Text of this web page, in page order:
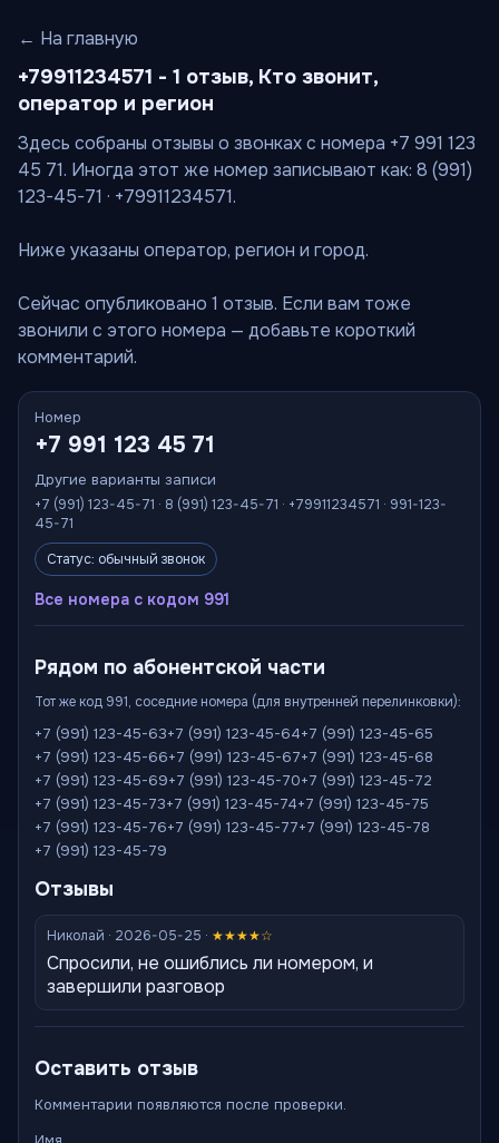
← На главную
+79911234571 - 1 отзыв, Кто звонит,
оператор и регион
Здесь собраны отзывы о звонках с номера +7 991 123
45 71. Иногда этот же номер записывают как: 8 (991)
123-45-71 · +79911234571.
Ниже указаны оператор, регион и город.
Сейчас опубликовано 1 отзыв. Если вам тоже
звонили с этого номера — добавьте короткий
комментарий.
Номер
+7 991 123 45 71
Другие варианты записи
+7 (991) 123-45-71 · 8 (991) 123-45-71 · +79911234571 · 991-123-
45-71
Статус: обычный звонок
Все номера с кодом 991
Рядом по абонентской части
Тот же код 991, соседние номера (для внутренней перелинковки):
+7 (991) 123-45-63+7 (991) 123-45-64+7 (991) 123-45-65
+7 (991) 123-45-66+7 (991) 123-45-67+7 (991) 123-45-68
+7 (991) 123-45-69+7 (991) 123-45-70+7 (991) 123-45-72
+7 (991) 123-45-73+7 (991) 123-45-74+7 (991) 123-45-75
+7 (991) 123-45-76+7 (991) 123-45-77+7 (991) 123-45-78
+7 (991) 123-45-79
Отзывы
Николай · 2026-05-25 · ★★★★☆
Спросили, не ошиблись ли номером, и
завершили разговор
Оставить отзыв
Комментарии появляются после проверки.